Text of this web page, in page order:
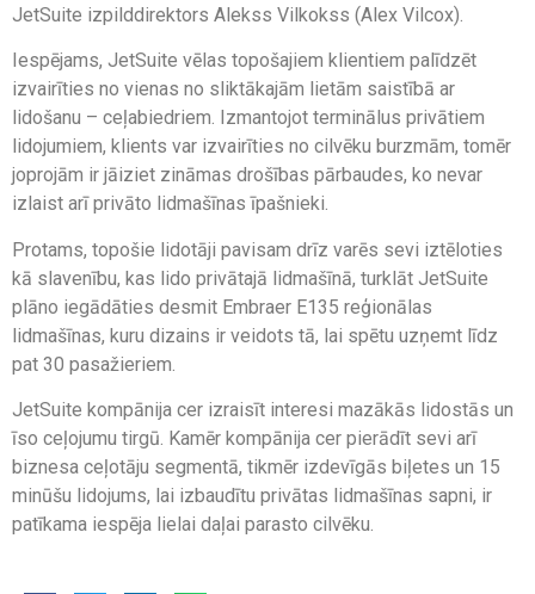
JetSuite izpilddirektors Alekss Vilkokss (Alex Vilcox).
Iespējams, JetSuite vēlas topošajiem klientiem palīdzēt
izvairīties no vienas no sliktākajām lietām saistībā ar
lidošanu – ceļabiedriem. Izmantojot terminālus privātiem
lidojumiem, klients var izvairīties no cilvēku burzmām, tomēr
joprojām ir jāiziet zināmas drošības pārbaudes, ko nevar
izlaist arī privāto lidmašīnas īpašnieki.
Protams, topošie lidotāji pavisam drīz varēs sevi iztēloties
kā slavenību, kas lido privātajā lidmašīnā, turklāt JetSuite
plāno iegādāties desmit Embraer E135 reģionālas
lidmašīnas, kuru dizains ir veidots tā, lai spētu uzņemt līdz
pat 30 pasažieriem.
JetSuite kompānija cer izraisīt interesi mazākās lidostās un
īso ceļojumu tirgū. Kamēr kompānija cer pierādīt sevi arī
biznesa ceļotāju segmentā, tikmēr izdevīgās biļetes un 15
minūšu lidojums, lai izbaudītu privātas lidmašīnas sapni, ir
patīkama iespēja lielai daļai parasto cilvēku.